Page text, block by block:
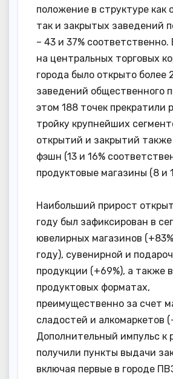
положение в структуре как
так и закрытых заведений
– 43 и 37% соответственно.
на центральных торговых
города было открыто более
заведений общественного
этом 188 точек прекратили
тройку крупнейших
открытий и закрытий
фэшн (13 и 16%
продуктовые магазины (8 и
Наибольший прирост
году был зафиксирован в
ювелирных магазинов
году), сувенирной и
продукции (+69%), а также в
продуктовых форматах,
преимущественно за счет
сладостей и алкомаркетов
Дополнительный импульс к
получили пункты выдачи
включая первые в городе